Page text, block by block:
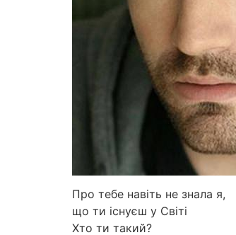
Про тебе навіть не знала я,
що ти існуєш у Світі
Хто ти такий?